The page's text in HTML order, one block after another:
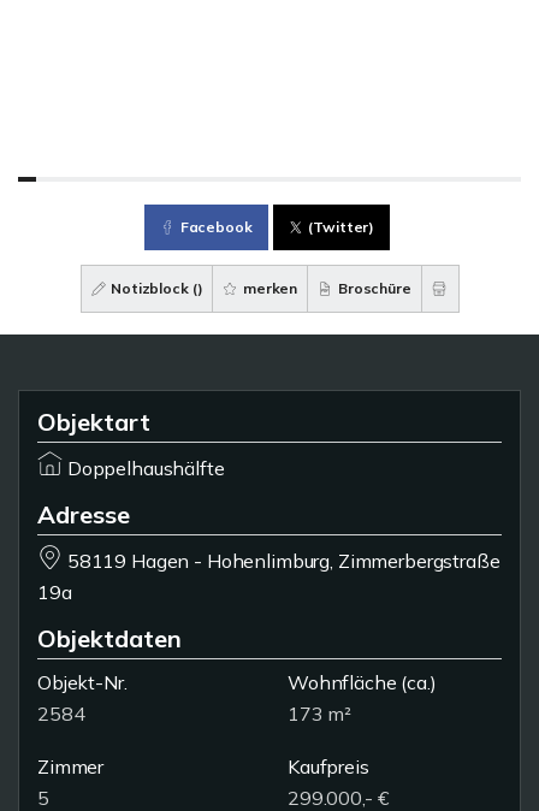
Facebook (Twitter)
Notizblock () merken Broschüre
Objektart
Doppelhaushälfte
Adresse
58119 Hagen - Hohenlimburg, Zimmerbergstraße
19a
Objektdaten
Objekt-Nr.
2584
Wohnfläche (ca.)
173 m²
Zimmer
5
Kaufpreis
299.000,- €